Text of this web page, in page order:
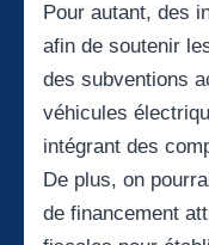
Pour autant, des
afin de soutenir
des subventions
véhicules
intégrant des
De plus, on
de financement